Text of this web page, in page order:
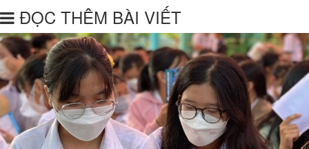
ĐỌC THÊM BÀI VIẾT